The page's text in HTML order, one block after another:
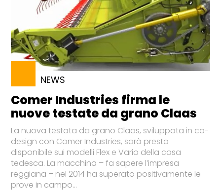
NEWS
Comer Industries firma le
nuove testate da grano Claas
La nuova testata da grano Claas, sviluppata in co-
design con Comer Industries, sarà presto
disponibile sui modelli Flex e Vario della casa
tedesca. La macchina – fa sapere l’impresa
reggiana – nel 2014 ha superato positivamente le
prove in campo...